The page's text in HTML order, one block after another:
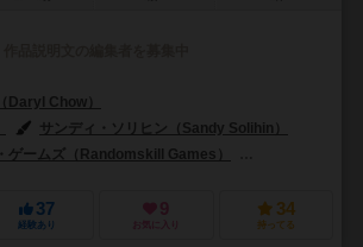
Daryl Chow）
サンディ・ソリヒン（Sandy Solihin）
ゲームズ（Randomskill Games）
37
経験あり
9
お気に入り
34
持ってる